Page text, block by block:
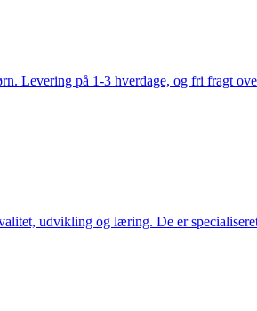
Levering på 1-3 hverdage, og fri fragt
udvikling og læring. De er